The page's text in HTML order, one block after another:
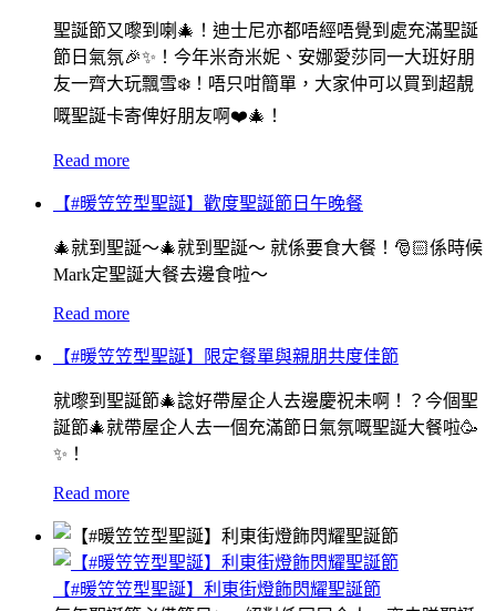
聖誕節又嚟到喇🎄！迪士尼亦都唔經唔覺到處充滿聖誕
節日氣氛🎉✨！今年米奇米妮、安娜愛莎同一大班好朋
友一齊大玩飄雪❄️！唔只咁簡單，大家仲可以買到超靚
嘅聖誕卡寄俾好朋友啊❤️🎄！
Read more
【#暖笠笠型聖誕】歡度聖誕節日午晚餐
🎄就到聖誕～🎄就到聖誕～ 就係要食大餐！🎅🏻係時候
Mark定聖誕大餐去邊食啦～
Read more
【#暖笠笠型聖誕】限定餐單與親朋共度佳節
就嚟到聖誕節🎄諗好帶屋企人去邊慶祝未啊！？今個聖
誕節🎄就帶屋企人去一個充滿節日氣氛嘅聖誕大餐啦🥳
✨！
Read more
【#暖笠笠型聖誕】利東街燈飾閃耀聖誕節